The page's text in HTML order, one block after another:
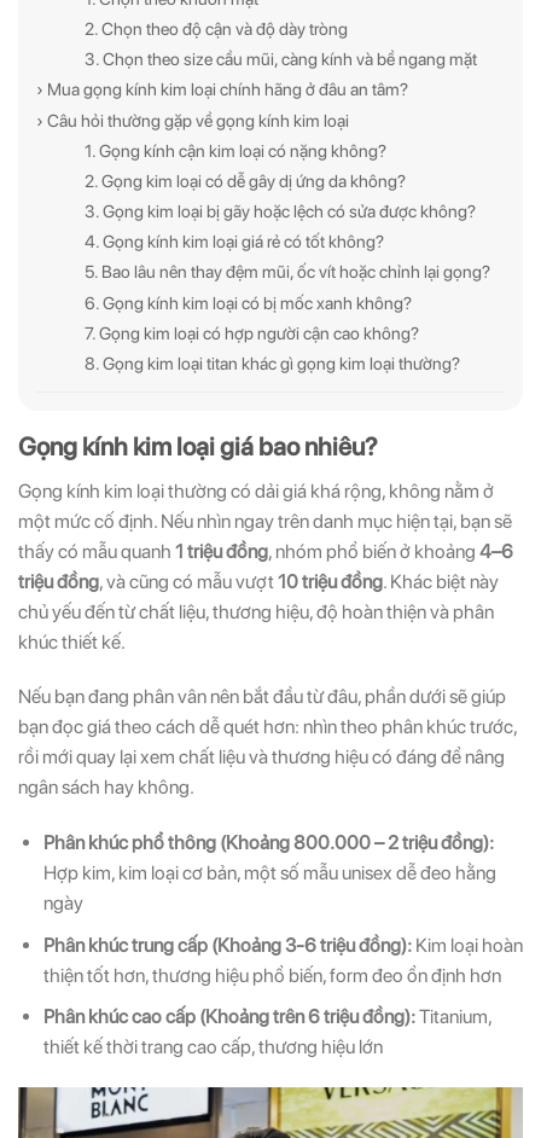
2. Chọn theo độ cận và độ dày tròng
3. Chọn theo size cầu mũi, càng kính và bề ngang mặt
› Mua gọng kính kim loại chính hãng ở đâu an tâm?
› Câu hỏi thường gặp về gọng kính kim loại
1. Gọng kính cận kim loại có nặng không?
2. Gọng kim loại có dễ gây dị ứng da không?
3. Gọng kim loại bị gãy hoặc lệch có sửa được không?
4. Gọng kính kim loại giá rẻ có tốt không?
5. Bao lâu nên thay đệm mũi, ốc vít hoặc chỉnh lại gọng?
6. Gọng kính kim loại có bị mốc xanh không?
7. Gọng kim loại có hợp người cận cao không?
8. Gọng kim loại titan khác gì gọng kim loại thường?
Gọng kính kim loại giá bao nhiêu?
Gọng kính kim loại thường có dải giá khá rộng, không nằm ở
một mức cố định. Nếu nhìn ngay trên danh mục hiện tại, bạn sẽ
thấy có mẫu quanh 1 triệu đồng, nhóm phổ biến ở khoảng 4–6
triệu đồng, và cũng có mẫu vượt10 triệu đồng. Khác biệt này
chủ yếu đến từ chất liệu, thương hiệu, độ hoàn thiện và phân
khúc thiết kế.
Nếu bạn đang phân vân nên bắt đầu từ đâu, phần dưới sẽ giúp
bạn đọc giá theo cách dễ quét hơn: nhìn theo phân khúc trước,
rồi mới quay lại xem chất liệu và thương hiệu có đáng để nâng
ngân sách hay không.
Phân khúc phổ thông (Khoảng 800.000 – 2 triệu đồng):
Hợp kim, kim loại cơ bản, một số mẫu unisex dễ đeo hằng
ngày
Phân khúc trung cấp (Khoảng 3-6 triệu đồng): Kim loại hoàn
thiện tốt hơn, thương hiệu phổ biến, form đeo ổn định hơn
Phân khúc cao cấp (Khoảng trên 6 triệu đồng):Titanium,
thiết kế thời trang cao cấp, thương hiệu lớn